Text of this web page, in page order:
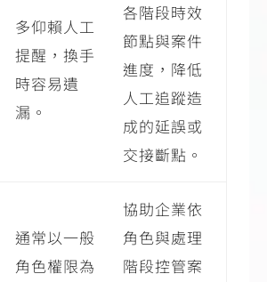
多仰賴人工
提醒，換手
時容易遺
漏。
各階段時效
節點與案件
進度，降低
人工追蹤造
成的延誤或
交接斷點。
通常以一般
角色權限為
協助企業依
角色與處理
階段控管案